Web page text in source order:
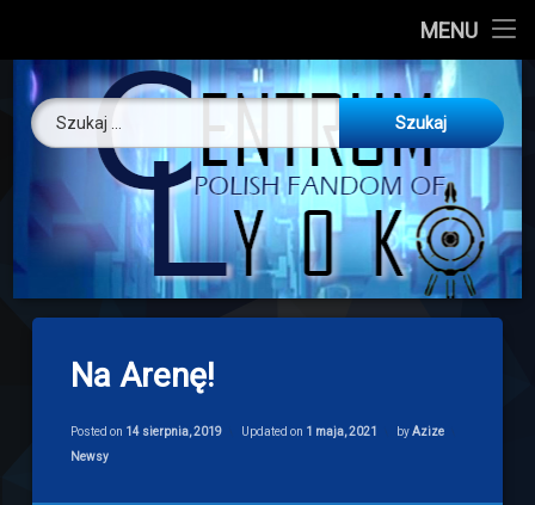
MENU
About us
O nas
Artykuły
Discord
Drogowskaz
Download
Skip
content
Centrum
Szukaj:
Na Arenę!
Posted on 14 sierpnia, 2019 Updated on 1 maja, 2021 byAzize
Categories:
Newsy